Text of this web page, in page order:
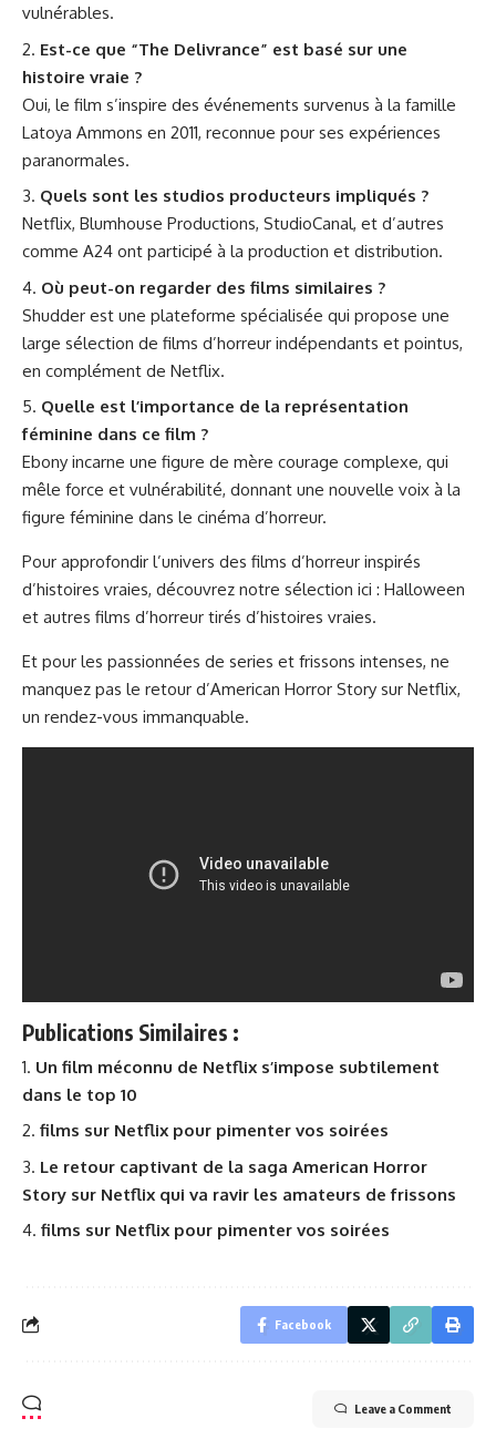
vulnérables.
Est-ce que “The Delivrance” est basé sur une
histoire vraie ?
Oui, le film s’inspire des événements survenus à la famille
Latoya Ammons en 2011, reconnue pour ses expériences
paranormales.
Quels sont les studios producteurs impliqués ?
Netflix, Blumhouse Productions, StudioCanal, et d’autres
comme A24 ont participé à la production et distribution.
Où peut-on regarder des films similaires ?
Shudder est une plateforme spécialisée qui propose une
large sélection de films d’horreur indépendants et pointus,
en complément de Netflix.
Quelle est l’importance de la représentation
féminine dans ce film ?
Ebony incarne une figure de mère courage complexe, qui
mêle force et vulnérabilité, donnant une nouvelle voix à la
figure féminine dans le cinéma d’horreur.
Pour approfondir l’univers des films d’horreur inspirés
d’histoires vraies, découvrez notre sélection ici : Halloween
et autres films d’horreur tirés d’histoires vraies.
Et pour les passionnées de series et frissons intenses, ne
manquez pas le retour d’American Horror Story sur Netflix,
un rendez-vous immanquable.
Publications Similaires :
Un film méconnu de Netflix s’impose subtilement
dans le top 10
films sur Netflix pour pimenter vos soirées
Le retour captivant de la saga American Horror
Story sur Netflix qui va ravir les amateurs de frissons
films sur Netflix pour pimenter vos soirées
Facebook
Leave a Comment